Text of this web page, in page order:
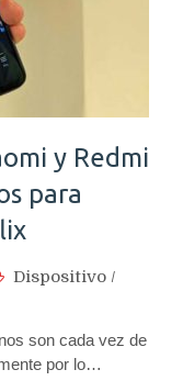
y Redmi
para
Dispositivo /
son cada vez de
por lo…